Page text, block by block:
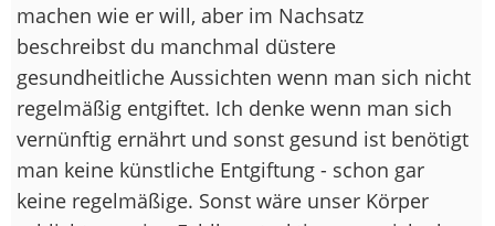
machen wie er will, aber im Nachsatz
beschreibst du manchmal düstere
gesundheitliche Aussichten wenn man sich nicht
regelmäßig entgiftet. Ich denke wenn man sich
vernünftig ernährt und sonst gesund ist benötigt
man keine künstliche Entgiftung - schon gar
keine regelmäßige. Sonst wäre unser Körper